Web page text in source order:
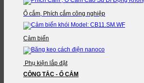
Ổ cắm, Phích cắm công nghiệp
Cảm biến
Phụ kiện lắp đặt
CÔNG TẮC - Ổ CẮM